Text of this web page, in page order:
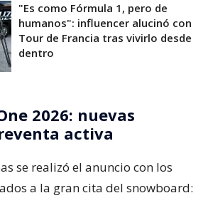
"Es como Fórmula 1, pero de
humanos": influencer alucinó con
Tour de Francia tras vivirlo desde
dentro
2026: nuevas
activa
se realizó el anuncio con los
a la gran cita del snowboard: